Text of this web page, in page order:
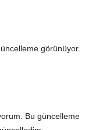
görünüyor.
Bu güncelleme